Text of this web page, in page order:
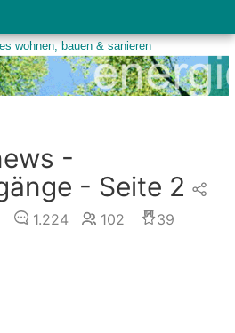
-
- Seite 2
1.224 102
39